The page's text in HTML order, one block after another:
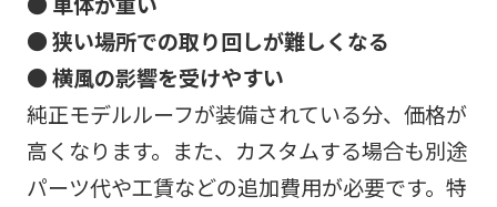
● 狭い場所での取り回しが難しくなる
● 横風の影響を受けやすい
純正モデルルーフが装備されている分、価格が
高くなります。また、カスタムする場合も別途
パーツ代や工賃などの追加費用が必要です。特